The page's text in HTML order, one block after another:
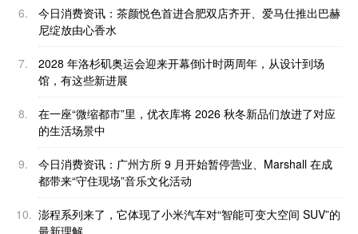
6.
今日消费资讯：茶颜悦色首进合肥双店齐开、爱马仕推出巴赫
尼绽放由心香水
7.
2028 年洛杉矶奥运会迎来开幕倒计时两周年，从设计到场
馆，有这些新进展
8.
在一座“微缩都市”里，优衣库将 2026 秋冬新品们放进了对应
的生活场景中
9.
今日消费资讯：广州方所 9 月开始暂停营业、Marshall 在成
都带来“守住现场”音乐文化活动
10. 澎程系列来了，它体现了小米汽车对“智能可变大空间 SUV”的
最新理解